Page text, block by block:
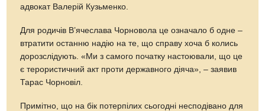
адвокат Валерій Кузьменко.
Для родичів В’ячеслава Чорновола це означало б одне –
втратити останню надію на те, що справу хоча б колись
дорозслідують. «Ми з самого початку настоювали, що це
є терористичний акт проти державного діяча», – заявив
Тарас Чорновіл.
Примітно, що на бік потерпілих сьогодні несподівано для